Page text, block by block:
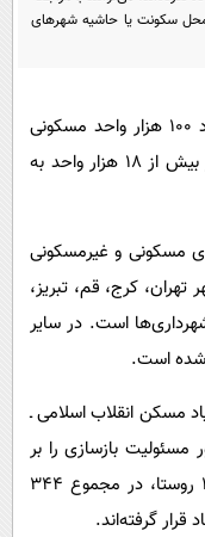
محل سکونت یا حاشیه شهرهای
رئیس بنیاد مسکن اعلام کرد: تاکنون حدود ۱۰۰ هزار واحد مسکونی
آسیب دیده از جنگ ارزیابی شده که تعمیر بیش از ۱۸ هزار واحد به
مسکونی و غیرمسکونی
کرج، قم، تبریز،
است. در سایر
شده است.
مسکن انقلاب اسلامی ـ
در ۲۴ استان کشور مسئولیت بازسازی را بر
عهده دارد و در حال حاضر ۱۹۵ شهر و ۱۴۹ روستا، در مجموع ۳۴۴
گرفته‌اند.